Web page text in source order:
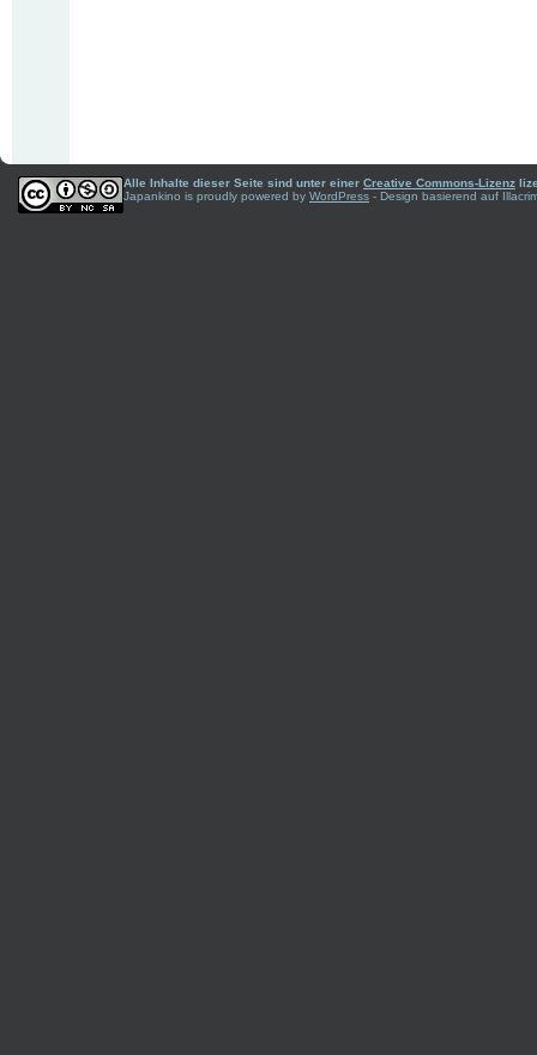
Alle Inhalte dieser Seite sind unter einer Creative Commons-Lizenz
Japankino is proudly powered by WordPress - Design basierend auf